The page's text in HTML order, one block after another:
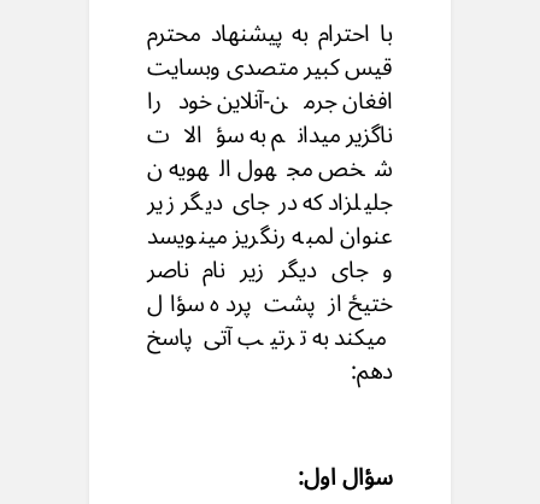
با احترام به پیشنهاد محترم
قیس کبیر متصدی وبسایت
افغان جرمن-آنلاین خودرا
ناگزیر میدانم به سؤالات
شخص مجهول الهویه ن
جلیلزاد که در جای دیگر زیر
عنوان لمبه رنگریز مینویسد
و جای دیگر زیر نام ناصر
ختیځ از پشت پرده سؤال
میکند به ترتیب آتی پاسخ
دهم:
سؤال اول: